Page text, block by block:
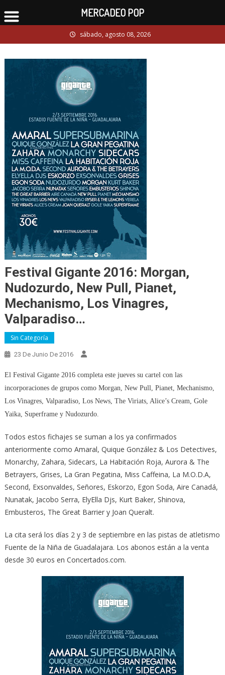
to
sábado, agosto 08, 2026
Festival Gigante 2016: Morgan,
Nudozurdo, New Pull, Pianet,
Mechanismo, Los Vinagres,
Valparadiso…
Sin Categoría
23 De Junio De 2016
El Festival Gigante 2016 completa este jueves su cartel con las
incorporaciones de grupos como Morgan, New Pull, Pianet, Mechanismo,
Los Vinagres, Valparadiso, Los News, The Viriats, Alice’s Cream, Gole
Yaika, Superframe y Nudozurdo.
Todos estos fichajes se suman a los ya confirmados
anteriormente como Amaral, Quique González & Los Detectives,
Monarchy, Zahara, Sidecars, La Habitación Roja, Aurora & The
Betrayers, Grises, La Gran Pegatina, Miss Caffeina, La M.O.D.A,
Second, Exsonvaldes, Señores, Eskorzo, Egon Soda, Aire Canadá,
Nunatak, Jacobo Serra, ElyElla Djs, Kurt Baker, Shinova,
Embusteros, The Great Barrier y Joan Queralt.
La cita será los días 2 y 3 de septiembre en las pistas de atletismo
Fuente de la Niña de Guadalajara. Los abonos están a la venta
desde 30 euros en Concertados.com.
MERCADEO POP